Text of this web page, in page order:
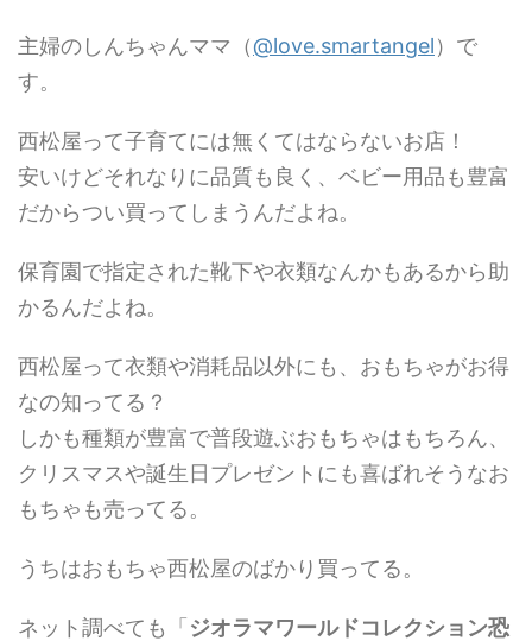
主婦のしんちゃんママ（@love.smartangel）で
す。
西松屋って子育てには無くてはならないお店！
安いけどそれなりに品質も良く、ベビー用品も豊富
だからつい買ってしまうんだよね。
保育園で指定された靴下や衣類なんかもあるから助
かるんだよね。
西松屋って衣類や消耗品以外にも、おもちゃがお得
なの知ってる？
しかも種類が豊富で普段遊ぶおもちゃはもちろん、
クリスマスや誕生日プレゼントにも喜ばれそうなお
もちゃも売ってる。
うちはおもちゃ西松屋のばかり買ってる。
ネット調べても「ジオラマワールドコレクション恐